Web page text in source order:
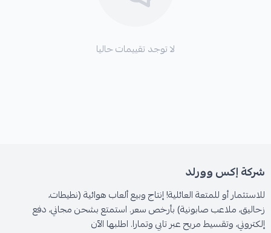
لا توجد تقييمات حاليا
شركة إكس وورلد
للاستثمار أو للمتعة العائلية! إنتاج وبيع ألعاب هوائية (نطيطات،
زحاليق، ملاعب صابونية) بأرخص سعر. استمتع بشحن مجاني، دفع
إلكتروني، وتقسيط مريح عبر تابي وتمارا. اطلبها الآن